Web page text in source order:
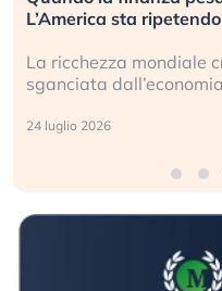
L’America sta
La ricchezza mondiale
sganciata
24 luglio 2026